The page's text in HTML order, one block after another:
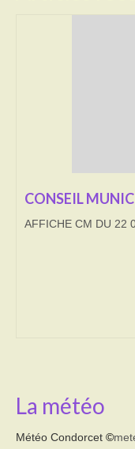
DECHETS VERTS
CONSEIL
AFFICHE CM DU 22
La météo
Météo Condorcet ©